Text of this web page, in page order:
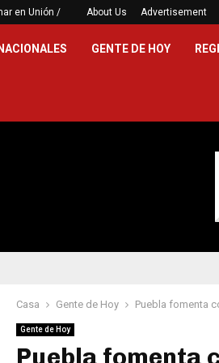
en Unión / About Us Advertisement
Será UTH la primera universidad
NACIONALES GENTE DE HOY
Casa Gente de Hoy Puebla fomenta
Gente de Hoy